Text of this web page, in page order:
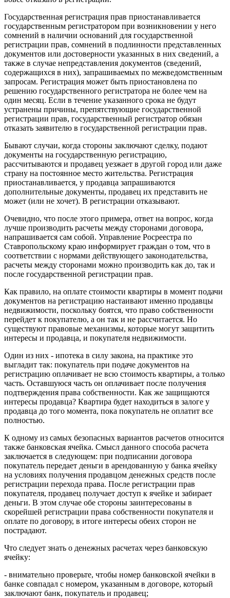
Государственная регистрация прав приостанавливается
государственным регистратором при возникновении у него
сомнений в наличии оснований для государственной
регистрации прав, сомнений в подлинности представленных
документов или достоверности указанных в них сведений, а
также в случае непредставления документов (сведений,
содержащихся в них), запрашиваемых по межведомственным
запросам. Регистрация может быть приостановлена по
решению государственного регистратора не более чем на
один месяц. Если в течение указанного срока не будут
устранены причины, препятствующие государственной
регистрации прав, государственный регистратор обязан
отказать заявителю в государственной регистрации прав.
Бывают случаи, когда стороны заключают сделку, подают
документы на государственную регистрацию,
рассчитываются и продавец уезжает в другой город или даже
страну на постоянное место жительства. Регистрация
приостанавливается, у продавца запрашиваются
дополнительные документы, продавец их представить не
может (или не хочет). В регистрации отказывают.
Очевидно, что после этого примера, ответ на вопрос, когда
лучше производить расчеты между сторонами договора,
напрашивается сам собой. Управление Росреестра по
Ставропольскому краю информирует граждан о том, что в
соответствии с нормами действующего законодательства,
расчеты между сторонами можно производить как до, так и
после государственной регистрации прав.
Как правило, на оплате стоимости квартиры в момент подачи
документов на регистрацию настаивают именно продавцы
недвижимости, поскольку боятся, что право собственности
перейдет к покупателю, а он так и не рассчитается. Но
существуют правовые механизмы, которые могут защитить
интересы и продавца, и покупателя недвижимости.
Один из них - ипотека в силу закона, на практике это
выгладит так: покупатель при подаче документов на
регистрацию оплачивает не всю стоимость квартиры, а только
часть. Оставшуюся часть он оплачивает после получения
подтверждения права собственности. Как же защищаются
интересы продавца? Квартира будет находиться в залоге у
продавца до того момента, пока покупатель не оплатит все
полностью.
К одному из самых безопасных вариантов расчетов относится
также банковская ячейка. Смысл данного способа расчета
заключается в следующем: при подписании договора
покупатель передает деньги в арендованную у банка ячейку
на условиях получения продавцом денежных средств после
регистрации перехода права. После регистрации прав
покупателя, продавец получает доступ к ячейке и забирает
деньги. В этом случае обе стороны заинтересованы в
скорейшей регистрации права собственности покупателя и
оплате по договору, в итоге интересы обеих сторон не
пострадают.
Что следует знать о денежных расчетах через банковскую
ячейку:
- внимательно проверьте, чтобы номер банковской ячейки в
банке совпадал с номером, указанным в договоре, который
заключают банк, покупатель и продавец;